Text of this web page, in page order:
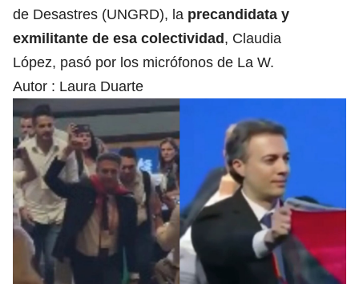
de Desastres (UNGRD), la precandidata y
exmilitante de esa colectividad , Claudia
López, pasó por los micrófonos de La W.
Autor : Laura Duarte